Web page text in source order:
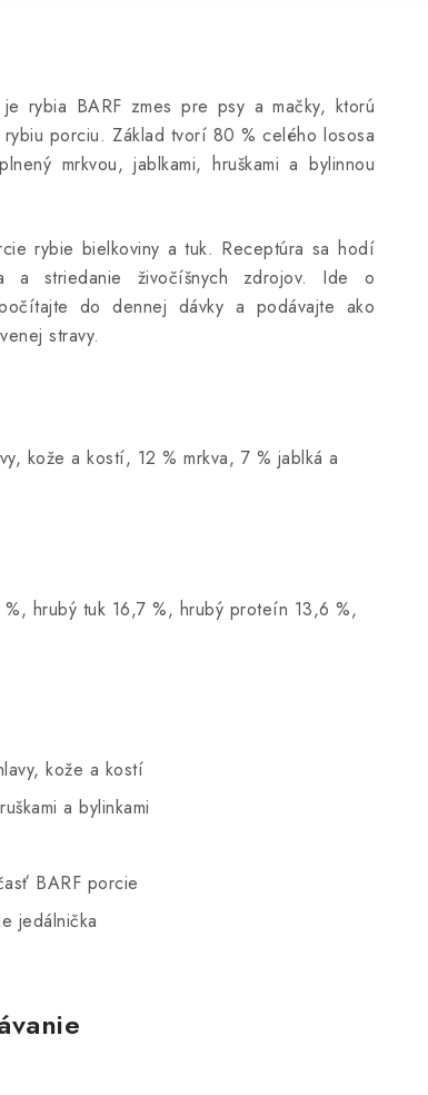
je rybia BARF zmes pre psy a mačky, ktorú
porciu. Základ tvorí 80 % celého lososa
mrkvou, jablkami, hruškami a bylinnou
rybie bielkoviny a tuk. Receptúra sa hodí
a striedanie živočíšnych zdrojov. Ide o
do dennej dávky a podávajte ako
stravy.
kože a kostí, 12 % mrkva, 7 % jablká a
hrubý tuk 16,7 %, hrubý proteín 13,6 %,
kože a kostí
a bylinkami
BARF porcie
jedálnička